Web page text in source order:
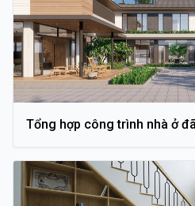
Tổng hợp công trình nhà ở